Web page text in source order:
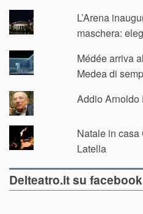
L’Arena
maschera:
Médée arriva
Medea di
Addio Arnoldo
Natale in
Latella
Delteatro.it su facebook